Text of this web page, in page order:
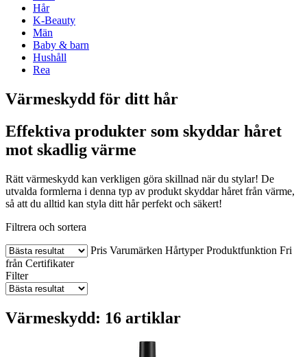
Hår
K-Beauty
Män
Baby & barn
Hushåll
Rea
Värmeskydd för ditt hår
Effektiva produkter som skyddar håret
mot skadlig värme
Rätt värmeskydd kan verkligen göra skillnad när du stylar! De
utvalda formlerna i denna typ av produkt skyddar håret från värme,
så att du alltid kan styla ditt hår perfekt och säkert!
Filtrera och sortera
Pris Varumärken Hårtyper Produktfunktion Fri
från Certifikater
Filter
Värmeskydd: 16 artiklar